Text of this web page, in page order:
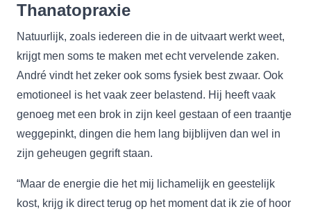
Thanatopraxie
Natuurlijk, zoals iedereen die in de uitvaart werkt weet,
krijgt men soms te maken met echt vervelende zaken.
André vindt het zeker ook soms fysiek best zwaar. Ook
emotioneel is het vaak zeer belastend. Hij heeft vaak
genoeg met een brok in zijn keel gestaan of een traantje
weggepinkt, dingen die hem lang bijblijven dan wel in
zijn geheugen gegrift staan.
“Maar de energie die het mij lichamelijk en geestelijk
kost, krijg ik direct terug op het moment dat ik zie of hoor